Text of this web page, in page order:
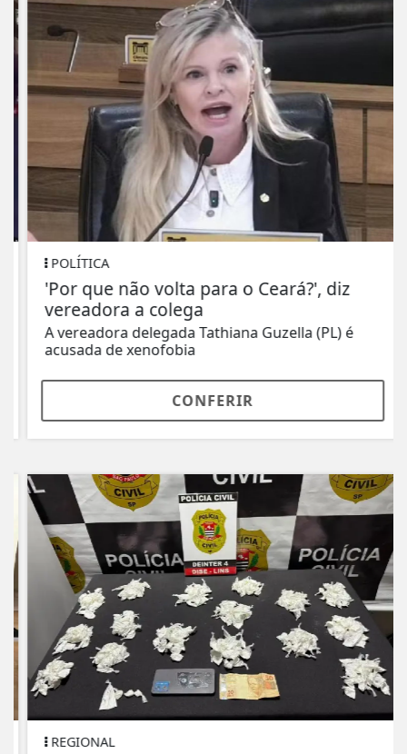
POLÍTICA
'Por que não volta para o Ceará?', diz
vereadora a colega
A vereadora delegada Tathiana Guzella (PL) é
acusada de xenofobia
CONFERIR
REGIONAL